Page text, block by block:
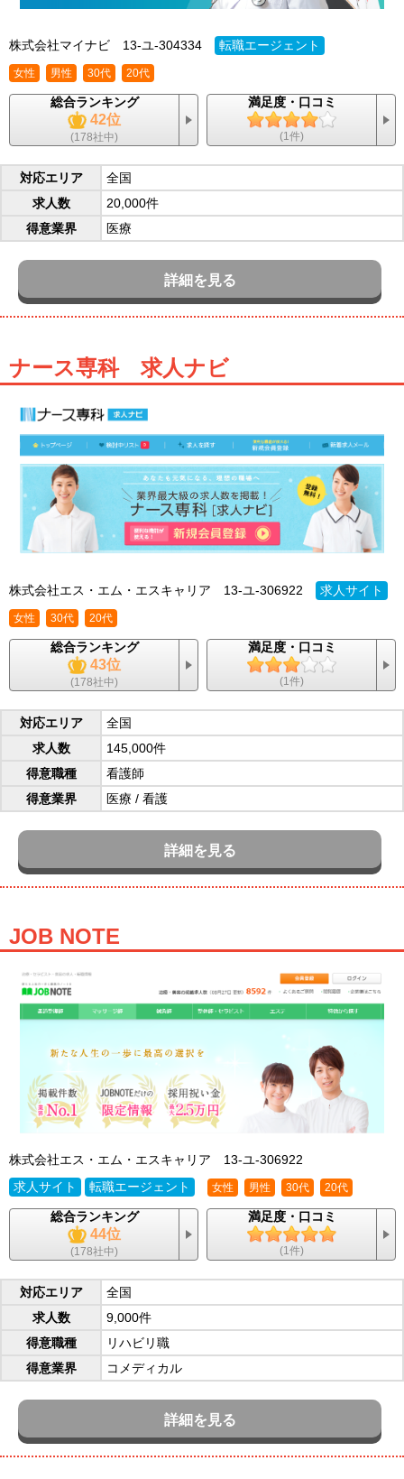
株式会社マイナビ 13-ユ-304334 転職エージェント
女性 男性 30代 20代
総合ランキング
42位
(178社中)
満足度・口コミ
(1件)
対応エリア
全国
求人数
20,000件
得意業界
医療
詳細を見る
ナース専科 求人ナビ
株式会社エス・エム・エスキャリア 13-ユ-306922 求人サイト
女性 30代 20代
総合ランキング
43位
(178社中)
満足度・口コミ
(1件)
対応エリア
全国
求人数
145,000件
得意職種
看護師
得意業界
医療 / 看護
詳細を見る
JOB NOTE
株式会社エス・エム・エスキャリア
13-ユ-306922
求人サイト
転職エージェント 女性 男性 30代 20代
総合ランキング
44位
(178社中)
満足度・口コミ
(1件)
対応エリア
全国
求人数
9,000件
得意職種
リハビリ職
得意業界
コメディカル
詳細を見る